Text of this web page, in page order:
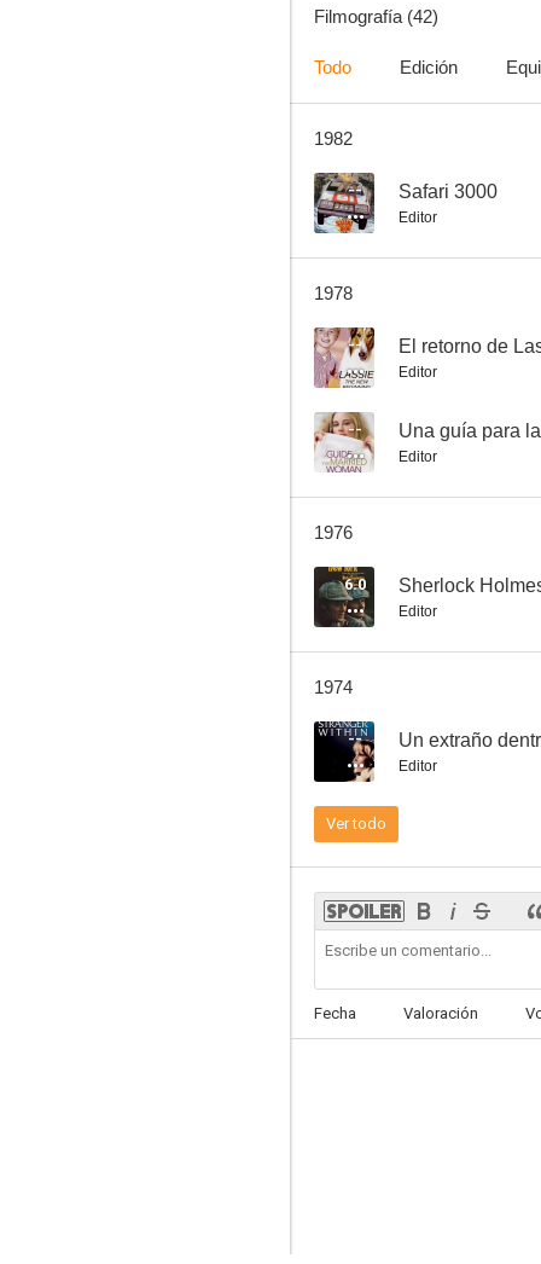
6.0
El extravagante doctor Dolittle
--
--
Filmografía (42)
Todo Edición
1982
-- Safari 3000
Editor
1978
-- El retorno de
Editor
-- Una guía para
Editor
1976
6.0 Sherlock
Editor
1974
-- Un extraño
Editor
Ver todo
Fecha Valoración